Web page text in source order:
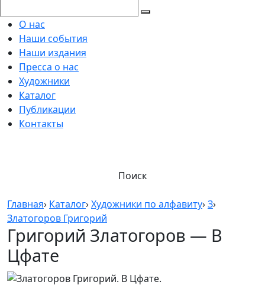
О нас
Наши события
Наши издания
Пресса о нас
Художники
Каталог
Публикации
Контакты
Поиск
Главная› Каталог›Художники по алфавиту›З›
Златогоров Григорий
Григорий Златогоров — В
Цфате